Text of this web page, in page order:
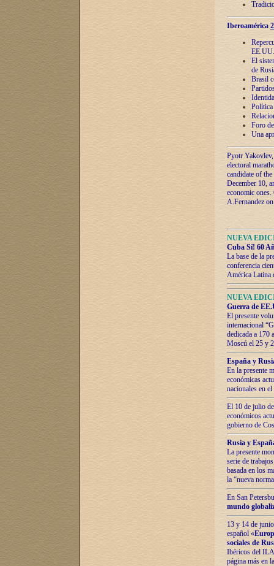
Iberoamérica
EE.UU.
El
de
Brasil
Política
Foro
Una
Pyotr
electoral
candidate of
December 10,
economic
A.Fernandez
NUEVA
Cuba Sí! 60
La base de la
conferencia
América Latina
NUEVA
Guerra de
El presente
internacional
dedicada a 170
Moscú el 25 y
España y
En la presente
económicas
nacionales en
El 10 de julio
económicos
gobierno de
Rusia y
La presente
serie de
basada en los
la “nueva
En San
mundo
13 y 14 de
español «
sociales de
Ibéricos del ILA
página más en